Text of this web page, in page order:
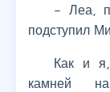
– Леа,
подступил
Как и
камней